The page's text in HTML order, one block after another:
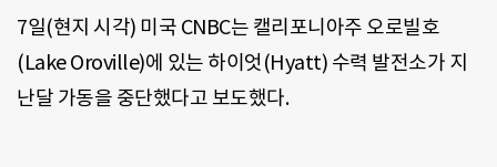
7일(현지 시각) 미국 CNBC는 캘리포니아주 오로빌호
(Lake Oroville)에 있는 하이엇(Hyatt) 수력 발전소가 지
난달 가동을 중단했다고 보도했다.